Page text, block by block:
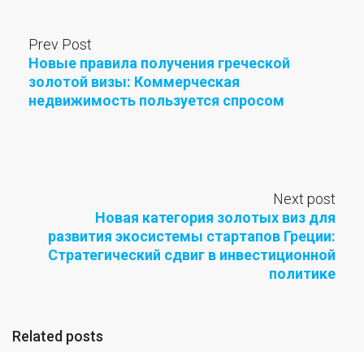
Prev Post
Новые правила получения греческой
золотой визы: Коммерческая
недвижимость пользуется спросом
Next post
Новая категория золотых виз для
развития экосистемы стартапов Греции:
Стратегический сдвиг в инвестиционной
политике
Related posts